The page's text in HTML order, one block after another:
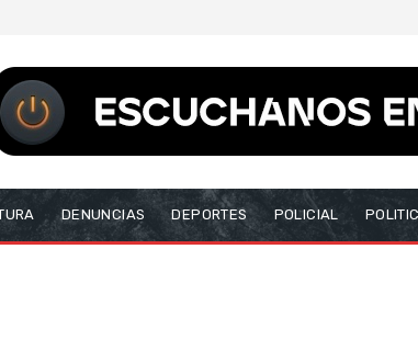
DENUNCIAS DEPORTES POLICIAL